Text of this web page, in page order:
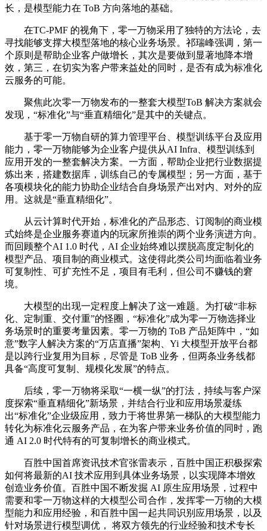
长，是模型能力在 ToB 方向落地的基础。
在TC-PMF 的视角下，零一万物采用了独特的方法论，去
寻找能够支撑大模型落地的核心业务场景。祁瑞峰强调，第一
个原则是帮助企业客户做增长，其次是要做到显著地降本增
效，第三，在切实为客户带来益处的同时，是否有成为标准化
云服务的可能。
聚焦此次零一万物发布的一整套大模型ToB 解决方案就会
发现，“标准化”与“垂直精细化”是其中的关键点。
基于零一万物自研的算力管理平台、模型训练平台及应用
能力，零一万物能够为企业客户提供从AI Infra、模型训练到
应用开发的一整套解决方案。一方面，帮助企业把行业数据提
炼出来，搭建数据库，训练自己的专属模型；另一方面，基于
各项模块化的能力协助企业结合自身场景产出对内、对外的应
用。这就是“垂直精细化”。
从云计算时代开始，标准化的产品形态、订阅制的商业模
式始终是企业服务赛道内的玩家所推崇的两个业务演进方向。
而回顾整个AI 1.0 时代，AI 企业始终难以摆脱高度定制化的
模型产品、项目制的商业模式。这使得此类公司均面临着业务
可复制性、可扩充性不足，项目有毛利，但公司不赚钱的窘
境。
大模型的出现一定程度上解决了这一难题。为打破“非标
化、定制重、交付重”的怪圈，“标准化”成为零一万物选择业
务场景时的重要考量因素。零一万物的 ToB 产品矩阵中，“如
意”数字人解决方案的“万店直播”架构、Yi 大模型开放平台都
是以跨行业复用为目标，尽管是 ToB 业务，但两条业务线都
具备“高度可复制、规模化发展”的特点。
后续，零一万物将采取“一横一纵”的打法，持续与客户深
度探索“垂直精细化”新场景，并结合行业和应用场景凝练
出“标准化”企业级应用，致力于将世界第一梯队的大模型能力
转化为标准化云服务产品，在为客户带来业务价值的同时，跑
通 AI 2.0 时代特有的可复制增长的商业模式。
百胜中国首席资讯技术官张雷表示，百胜中国正积极探索
如何将最新的AI 技术应用到具体业务场景，以实现降本增效
创造业务价值。百胜中国不断发掘 AI 原生应用场景，过程中
需要和零一万物这样的大模型公司合作，发挥零一万物的大模
型能力和应用经验，和百胜中国一起共同识别应用场景，以及
针对场景进行模型调优， 将双方领先的行业经验和技术专长